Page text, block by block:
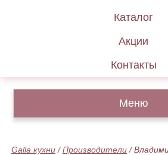
Каталог
Акции
Контакты
Меню
Galla кухни /Производители /